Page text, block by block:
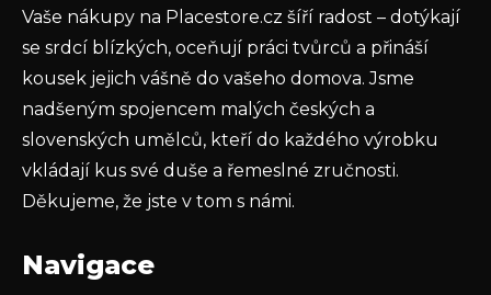
PŘIHLÁSIT SE
Vaše nákupy na Placestore.cz šíří radost – dotýkají
se srdcí blízkých, oceňují práci tvůrců a přináší
kousek jejich vášně do vašeho domova. Jsme
nadšeným spojencem malých českých a
slovenských umělců, kteří do každého výrobku
vkládají kus své duše a řemeslné zručnosti.
Děkujeme, že jste v tom s námi.
Navigace